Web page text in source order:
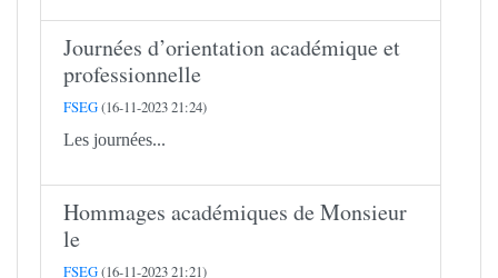
Journées d’orientation académique et
professionnelle
FSEG(16-11-2023 21:24)
Les journées...
Hommages académiques de Monsieur
le
FSEG(16-11-2023 21:21)